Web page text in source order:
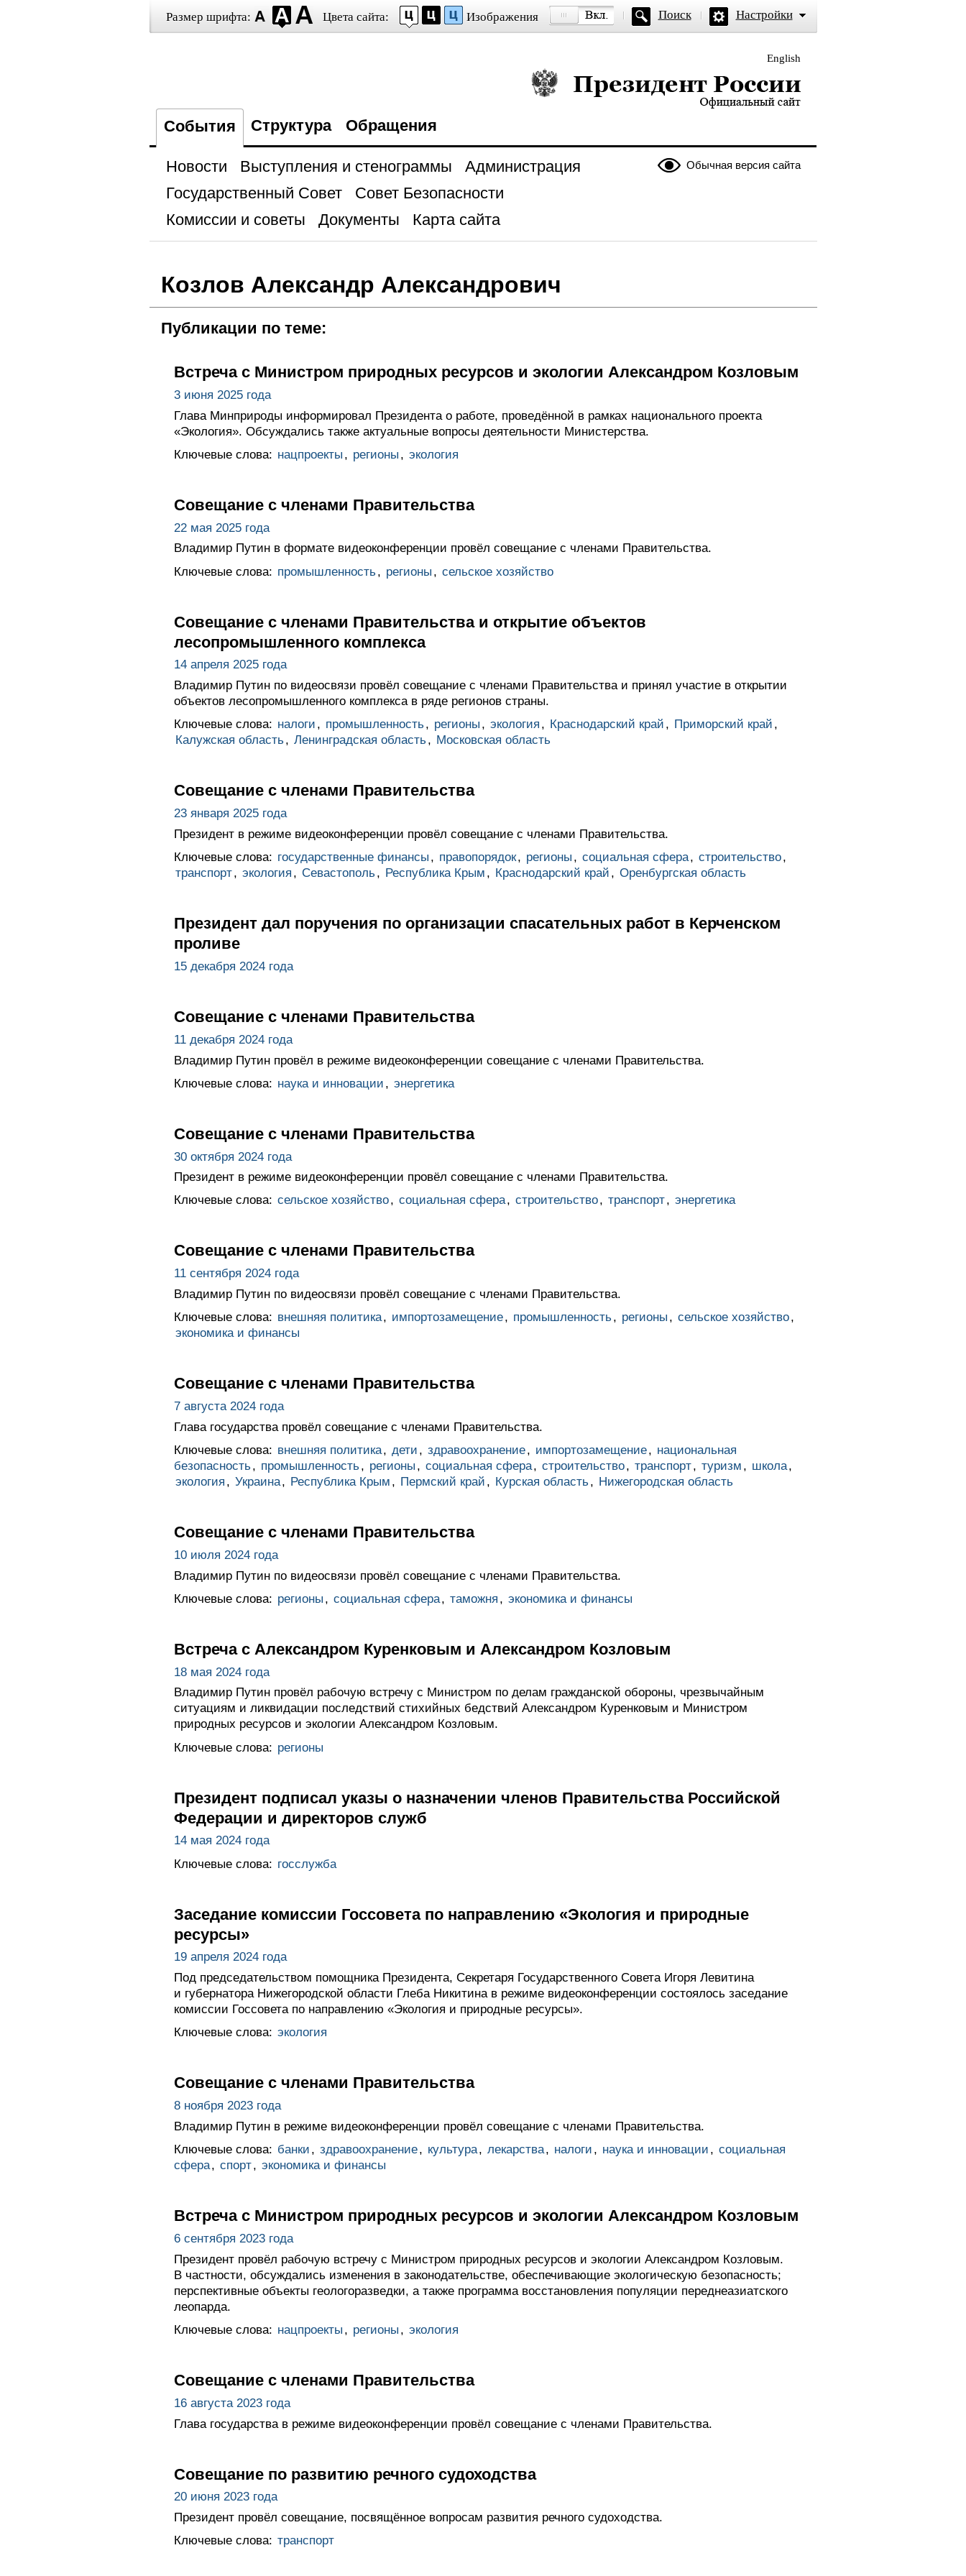
Размер шрифта: Цвета сайта: Изображения Поиск Настройки
English
Президент России — официальный сайт
События Структура Обращения
Обычная версия сайта
Новости Выступления и стенограммы
Администрация
Государственный Совет
Совет Безопасности
Комиссии и советы
Документы Карта сайта
Козлов Александр Александрович
Публикации по теме:
Встреча с Министром природных ресурсов и экологии Александром Козловым
3 июня 2025 года
Глава Минприроды информировал Президента о работе, проведённой в рамках национального проекта
«Экология». Обсуждались также актуальные вопросы деятельности Министерства.
Ключевые слова: нацпроекты , регионы , экология
Совещание с членами Правительства
22 мая 2025 года
Владимир Путин в формате видеоконференции провёл совещание с членами Правительства.
Ключевые слова: промышленность, регионы , сельское хозяйство
Совещание с членами Правительства и открытие объектов
лесопромышленного комплекса
14 апреля 2025 года
Владимир Путин по видеосвязи провёл совещание с членами Правительства и принял участие в открытии
объектов лесопромышленного комплекса в ряде регионов страны.
Ключевые слова: налоги , промышленность, регионы , экология , Краснодарский край , Приморский край ,
Калужская область, Ленинградская область, Московская область
Совещание с членами Правительства
23 января 2025 года
Президент в режиме видеоконференции провёл совещание с членами Правительства.
Ключевые слова: государственные финансы , правопорядок, регионы , социальная сфера, строительство,
транспорт, экология , Севастополь, Республика Крым , Краснодарский край , Оренбургская область
Президент дал поручения по организации спасательных работ в Керченском
проливе
15 декабря 2024 года
Совещание с членами Правительства
11 декабря 2024 года
Владимир Путин провёл в режиме видеоконференции совещание с членами Правительства.
Ключевые слова: наука и инновации , энергетика
Совещание с членами Правительства
30 октября 2024 года
Президент в режиме видеоконференции провёл совещание с членами Правительства.
Ключевые слова: сельское хозяйство, социальная сфера, строительство, транспорт, энергетика
Совещание с членами Правительства
11 сентября 2024 года
Владимир Путин по видеосвязи провёл совещание с членами Правительства.
Ключевые слова: внешняя политика, импортозамещение, промышленность, регионы , сельское хозяйство,
экономика и финансы
Совещание с членами Правительства
7 августа 2024 года
Глава государства провёл совещание с членами Правительства.
Ключевые слова: внешняя политика, дети , здравоохранение, импортозамещение, национальная
безопасность, промышленность, регионы , социальная сфера, строительство, транспорт, туризм , школа,
экология , Украина, Республика Крым , Пермский край , Курская область, Нижегородская область
Совещание с членами Правительства
10 июля 2024 года
Владимир Путин по видеосвязи провёл совещание с членами Правительства.
Ключевые слова: регионы , социальная сфера, таможня , экономика и финансы
Встреча с Александром Куренковым и Александром Козловым
18 мая 2024 года
Владимир Путин провёл рабочую встречу с Министром по делам гражданской обороны, чрезвычайным
ситуациям и ликвидации последствий стихийных бедствий Александром Куренковым и Министром
природных ресурсов и экологии Александром Козловым.
Ключевые слова: регионы
Президент подписал указы о назначении членов Правительства Российской
Федерации и директоров служб
14 мая 2024 года
Ключевые слова: госслужба
Заседание комиссии Госсовета по направлению «Экология и природные
ресурсы»
19 апреля 2024 года
Под председательством помощника Президента, Секретаря Государственного Совета Игоря Левитина
и губернатора Нижегородской области Глеба Никитина в режиме видеоконференции состоялось заседание
комиссии Госсовета по направлению «Экология и природные ресурсы».
Ключевые слова: экология
Совещание с членами Правительства
8 ноября 2023 года
Владимир Путин в режиме видеоконференции провёл совещание с членами Правительства.
Ключевые слова: банки , здравоохранение, культура, лекарства, налоги , наука и инновации , социальная
сфера, спорт, экономика и финансы
Встреча с Министром природных ресурсов и экологии Александром Козловым
6 сентября 2023 года
Президент провёл рабочую встречу с Министром природных ресурсов и экологии Александром Козловым.
В частности, обсуждались изменения в законодательстве, обеспечивающие экологическую безопасность;
перспективные объекты геологоразведки, а также программа восстановления популяции переднеазиатского
леопарда.
Ключевые слова: нацпроекты , регионы , экология
Совещание с членами Правительства
16 августа 2023 года
Глава государства в режиме видеоконференции провёл совещание с членами Правительства.
Совещание по развитию речного судоходства
20 июня 2023 года
Президент провёл совещание, посвящённое вопросам развития речного судоходства.
Ключевые слова: транспорт